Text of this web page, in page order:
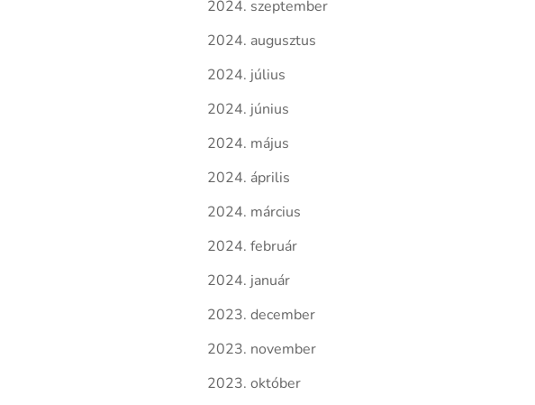
2024. szeptember
2024. augusztus
2024. július
2024. június
2024. május
2024. április
2024. március
2024. február
2024. január
2023. december
2023. november
2023. október